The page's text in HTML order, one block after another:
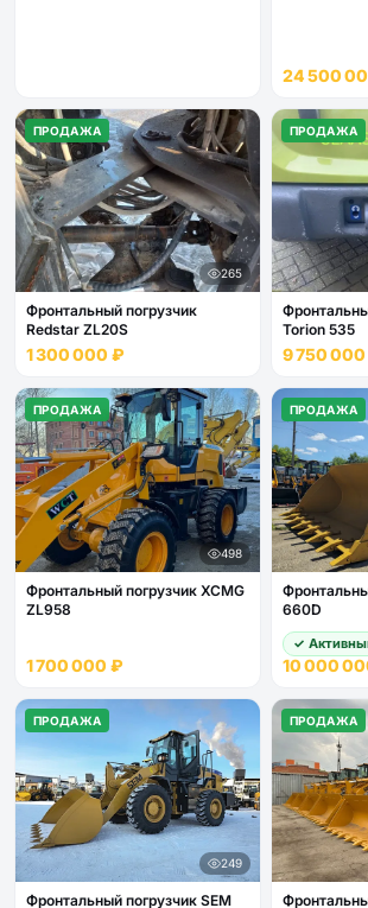
24 500
ПРОДАЖА
265
Фронтальный погрузчик
Redstar ZL20S
1 300 000 ₽
ПРОДАЖА
Torion 535
9 750
ПРОДАЖА
498
Фронтальный погрузчик XCMG
ZL958
1 700 000 ₽
ПРОДАЖА
660D
✓
10 000
ПРОДАЖА
249
Фронтальный погрузчик SEM
ПРОДАЖА